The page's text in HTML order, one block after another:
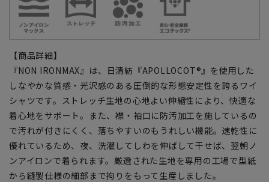
【商品詳細】
『NON IRONMAX』は、日清紡『APOLLOCOT®』を使用した
しなやかな質感・光沢感のある圧倒的な形態安定性を誇るワイ
シャツです。ストレッチ生地の心地よい伸縮性により、快適な
着心地をサポート。また、襟・袖口に防汚加工を施しているの
で汚れが付きにくく、落ちやすいのもうれしい機能。速乾性に
優れているため、夜、洗濯してしわを伸ばして干せば、翌朝ノ
ンアイロンで着られます。厳選された生地を専用の工場で型紙
から縫製仕様の細部まで拘りをもって生産しました。